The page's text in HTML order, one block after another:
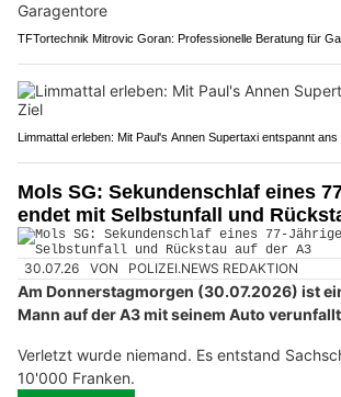
TFTortechnik Mitrovic Goran: Professionelle Beratung für
Limmattal erleben: Mit Paul's Annen Supertaxi entspannt ans
Mols SG: Sekundenschlaf eines
endet mit Selbstunfall und
30.07.26 VON POLIZEI.NEWS REDAKTION
Am Donnerstagmorgen (30.07.2026) ist
Mann auf der A3 mit seinem Auto
Verletzt wurde niemand. Es entstand
10'000 Franken.